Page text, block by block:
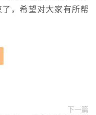
，希望对大家有所帮
下一篇